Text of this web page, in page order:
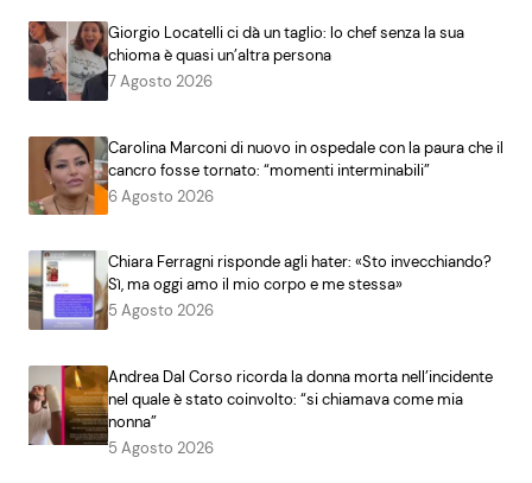
Giorgio Locatelli ci dà un taglio: lo chef senza la sua
chioma è quasi un’altra persona
7 Agosto 2026
Carolina Marconi di nuovo in ospedale con la paura che il
cancro fosse tornato: “momenti interminabili”
6 Agosto 2026
Chiara Ferragni risponde agli hater: «Sto invecchiando?
Sì, ma oggi amo il mio corpo e me stessa»
5 Agosto 2026
Andrea Dal Corso ricorda la donna morta nell’incidente
nel quale è stato coinvolto: “si chiamava come mia
nonna”
5 Agosto 2026